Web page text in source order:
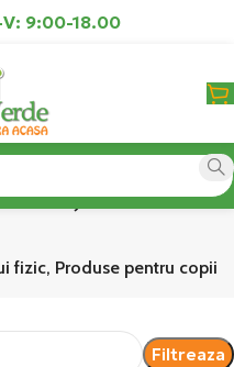
9:00-18.00
fizic, Produse
fizic, Produse pentru copii
Filtreaza